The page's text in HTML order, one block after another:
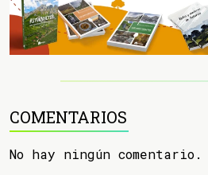
COMENTARIOS
No hay ningún